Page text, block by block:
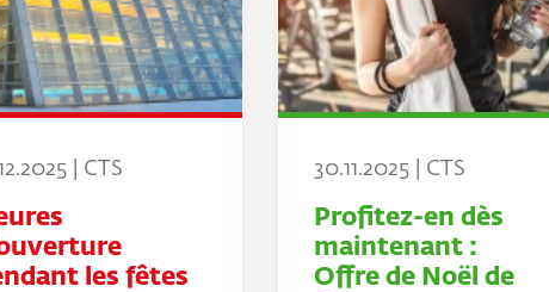
| CTS
les fêtes
30.11.2025 | CTS
Profitez-en dès
maintenant :
Offre de Noël de